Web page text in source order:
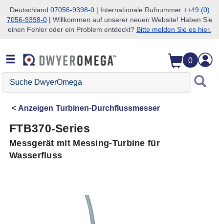
Zum Suchen überspringen
Zum Hauptinhalt überspringen
Zur Navigation überspringen
Deutschland 07056-9398-0| Internationale Rufnummer ++49 (0)
7056-9398-0| Willkommen auf unserer neuen Website! Haben Sie
einen Fehler oder ein Problem entdeckt? Bitte melden Sie es hier.
0
Suche
DwyerOmega
Anzeigen Turbinen-Durchflussmesser
FTB370-Series
Messgerät mit Messing-Turbine für
Wasserfluss